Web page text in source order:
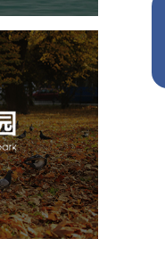
智慧公园
数据平台